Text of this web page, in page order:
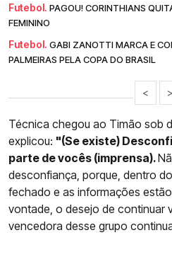
Futebol. PAGOU! CORINTHIANS
FEMININO
Futebol. GABI ZANOTTI MARCA E
PALMEIRAS PELA COPA DO BRASIL
< >
Técnica chegou ao Timão sob
explicou: "(Se existe)
parte de vocês (imprensa).
desconfiança, porque, dentro
fechado e as informações
vontade, o desejo de continuar
vencedora desse grupo